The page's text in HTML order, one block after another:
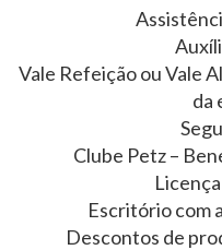
Vale Refeição ou Vale
da
Clube Petz –
Escritório com
Descontos de